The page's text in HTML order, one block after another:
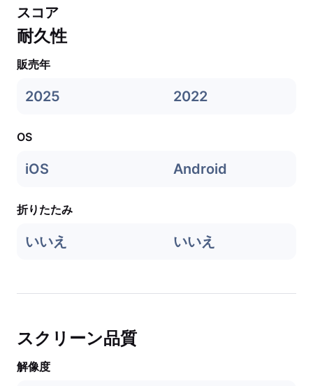
スコア
耐久性
販売年
2025 2022
OS
iOS Android
折りたたみ
いいえ いいえ
スクリーン品質
解像度